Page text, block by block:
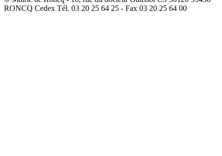
RONCQ Cedex Tél. 03 20 25 64 25 - Fax 03 20 25 64 00